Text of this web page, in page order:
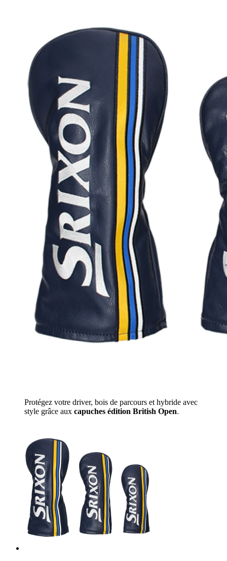
Protégez votre driver, bois de parcours et hybride avec
style grâce aux capuches édition British Open.